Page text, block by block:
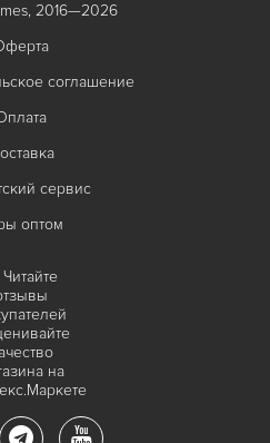
2016—2026
соглашение
сервис
оптом